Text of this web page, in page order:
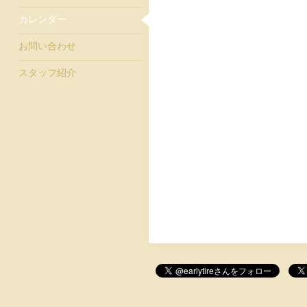
カレンダー
お問い合わせ
スタッフ紹介